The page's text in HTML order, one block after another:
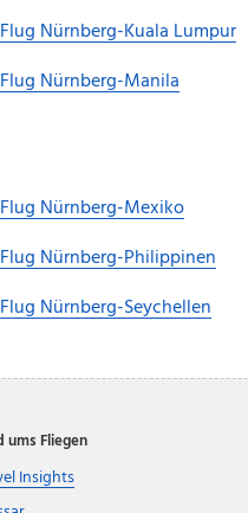
Flug Nürnberg-Kuala Lumpur
Flug Nürnberg-Manila
Flug Nürnberg-Mexiko
Flug Nürnberg-Philippinen
Flug Nürnberg-Seychellen